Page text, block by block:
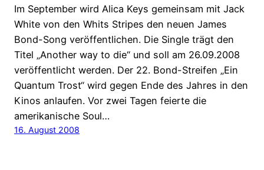
Im September wird Alica Keys gemeinsam mit Jack
White von den Whits Stripes den neuen James
Bond-Song veröffentlichen. Die Single trägt den
Titel „Another way to die“ und soll am 26.09.2008
veröffentlicht werden. Der 22. Bond-Streifen „Ein
Quantum Trost“ wird gegen Ende des Jahres in den
Kinos anlaufen. Vor zwei Tagen feierte die
amerikanische Soul…
16. August 2008